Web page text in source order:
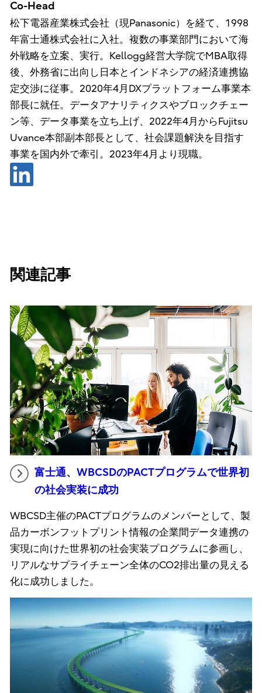
Co-Head
松下電器産業株式会社（現Panasonic）を経て、1998
年富士通株式会社に入社。複数の事業部門において海
外戦略を立案、実行。Kellogg経営大学院でMBA取得
後、外務省に出向し日本とインドネシアの経済連携協
定交渉に従事。2020年4月DXプラットフォーム事業本
部長に就任。データアナリティクスやブロックチェー
ン等、データ事業を立ち上げ、2022年4月からFujitsu
Uvance本部副本部長として、社会課題解決を目指す
事業を国内外で牽引。2023年4月より現職。
関連記事
富士通、WBCSDのPACTプログラムで世界初
の社会実装に成功
WBCSD主催のPACTプログラムのメンバーとして、製
品カーボンフットプリント情報の企業間データ連携の
実現に向けた世界初の社会実装プログラムに参画し、
リアルなサプライチェーン全体のCO2排出量の見える
化に成功しました。